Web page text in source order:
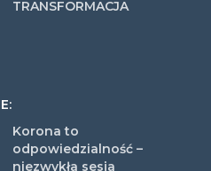
TRANSFORMACJA
Korona to
odpowiedzialność –
niezwykła sesja